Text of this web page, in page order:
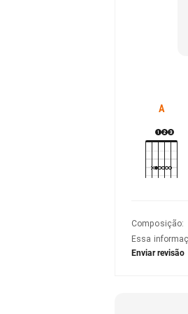
A
Composição:
Essa
Enviar revisão